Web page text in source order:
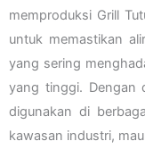
memproduksi Grill
untuk memastikan
yang sering
yang tinggi. Dengan
digunakan di
kawasan industri,